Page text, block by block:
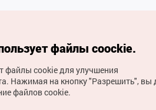
туризма Кореи Все
файлы coockie.
файлы cookie для улучшения
Нажимая на кнопку "Разрешить", вы
файлов cookie.